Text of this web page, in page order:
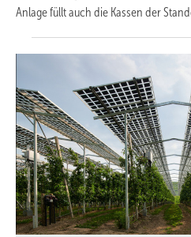
Anlage füllt auch die Kassen der